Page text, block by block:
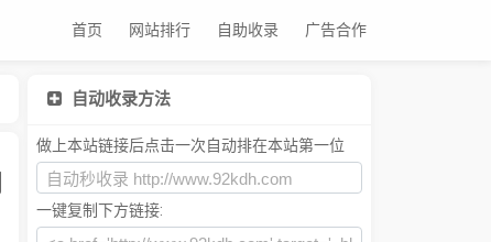
首页 网站排行 自助收录 广告合作
自动收录方法
做上本站链接后点击一次自动排在本站第一位
一键复制下方链接: